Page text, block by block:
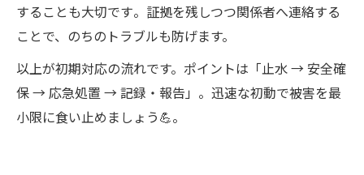
することも大切です​。証拠を残しつつ関係者へ連絡する
ことで、のちのトラブルも防げます。
以上が初期対応の流れです。ポイントは「止水 → 安全確
保 → 応急処置 → 記録・報告」。迅速な初動で被害を最
小限に食い止めましょう💪。